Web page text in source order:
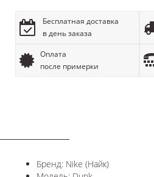
Бесплатная доставка
в день заказа
Оплата
после примерки
Бренд: Nike (Найк)